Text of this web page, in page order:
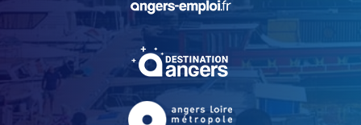
, Ouvre une nouvelle
, Ouvre une nouvelle